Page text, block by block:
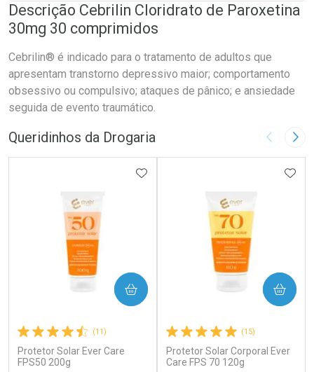
Descrição Cebrilin Cloridrato de Paroxetina
30mg 30 comprimidos
Cebrilin® é indicado para o tratamento de adultos que
apresentam transtorno depressivo maior; comportamento
obsessivo ou compulsivo; ataques de pânico; e ansiedade
seguida de evento traumático.
Queridinhos da Drogaria Imagem
(11)
Protetor Solar Ever Care
FPS50 200g
ADICIONAR AOS FAVORITOS
COMPRAR
(15)
Protetor Solar Corporal Ever
Care FPS 70 120g
COMPRAR